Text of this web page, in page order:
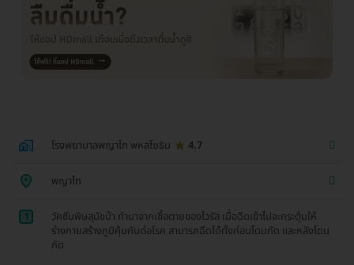
โรงพยาบาลพญาไท พหลโยธิน 4.7
พญาไท
1
วัคซีนพิษสุนัขบ้า ทำมาจากเชื้อตายของไวรัส เมื่อฉีดเข้าไปจะกระตุ้นให้
ร่างกายสร้างภูมิคุ้มกันต่อโรค สามารถฉีดได้ทั้งก่อนโดนกัด และหลังโดน
กัด